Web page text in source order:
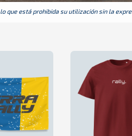
que está prohibida su utilización sin la